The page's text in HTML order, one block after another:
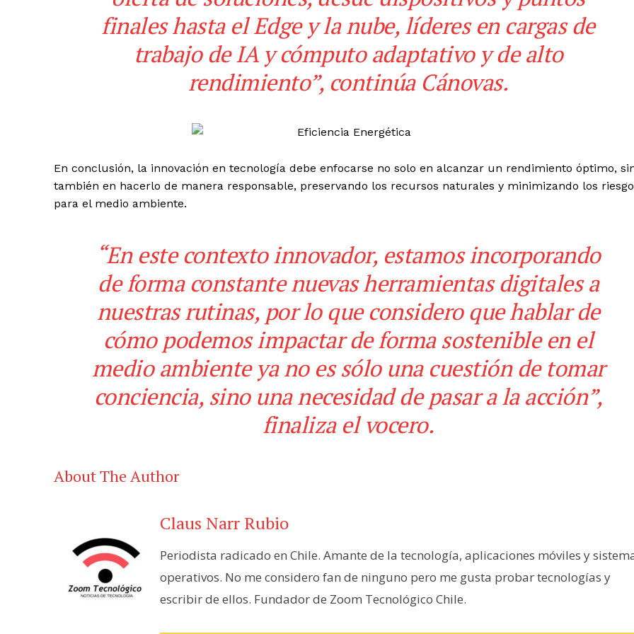
finales hasta el Edge y la nube, líderes en cargas de
trabajo de IA y cómputo adaptativo y de alto
rendimiento”, continúa Cánovas.
En conclusión, la innovación en tecnología debe enfocarse no solo en alcanzar un rendimiento óptimo,
también en hacerlo de manera responsable, preservando los recursos naturales y minimizando los
para el medio ambiente.
“En este contexto innovador, estamos incorporando
de forma constante nuevas herramientas digitales a
nuestras rutinas, por lo que considero que hablar de
cómo podemos impactar de forma sostenible en el
medio ambiente ya no es sólo una cuestión de tomar
conciencia, sino una necesidad de pasar a la acción”,
finaliza el vocero.
About The Author
Claus Narr Rubio
Periodista radicado en Chile. Amante de la tecnología, aplicaciones móviles y
operativos. No me considero fan de ninguno pero me gusta probar tecnologías y
escribir de ellos. Fundador de Zoom Tecnológico Chile.